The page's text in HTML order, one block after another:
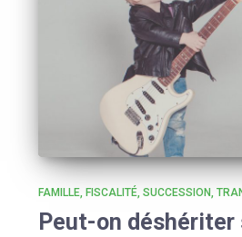
FAMILLE FISCALITÉ SUCCESSION
Peut-on